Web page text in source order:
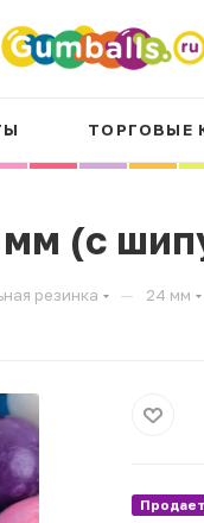
ТОРГОВЫЕ
мм (с
резинка — 24 мм